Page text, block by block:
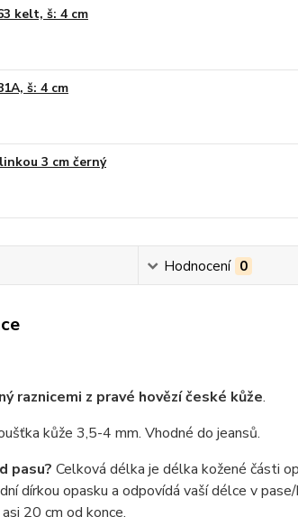
kelt, š: 4 cm
š: 4 cm
3 cm černý
Hodnocení 0
raznicemi z pravé hovězí české kůže.
kůže 3,5-4 mm. Vhodné do jeansů.
pasu? Celková délka je délka kožené části
dírkou opasku a odpovídá vaší délce v
20 cm od konce.